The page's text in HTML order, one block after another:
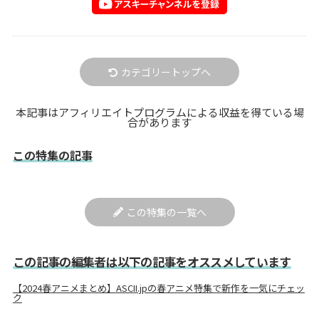
カテゴリートップへ
本記事はアフィリエイトプログラムによる収益を得ている場
合があります
この特集の記事
この特集の一覧へ
この記事の編集者は以下の記事をオススメしています
【2024春アニメまとめ】ASCII.jpの春アニメ特集で新作を一気にチェッ
ク